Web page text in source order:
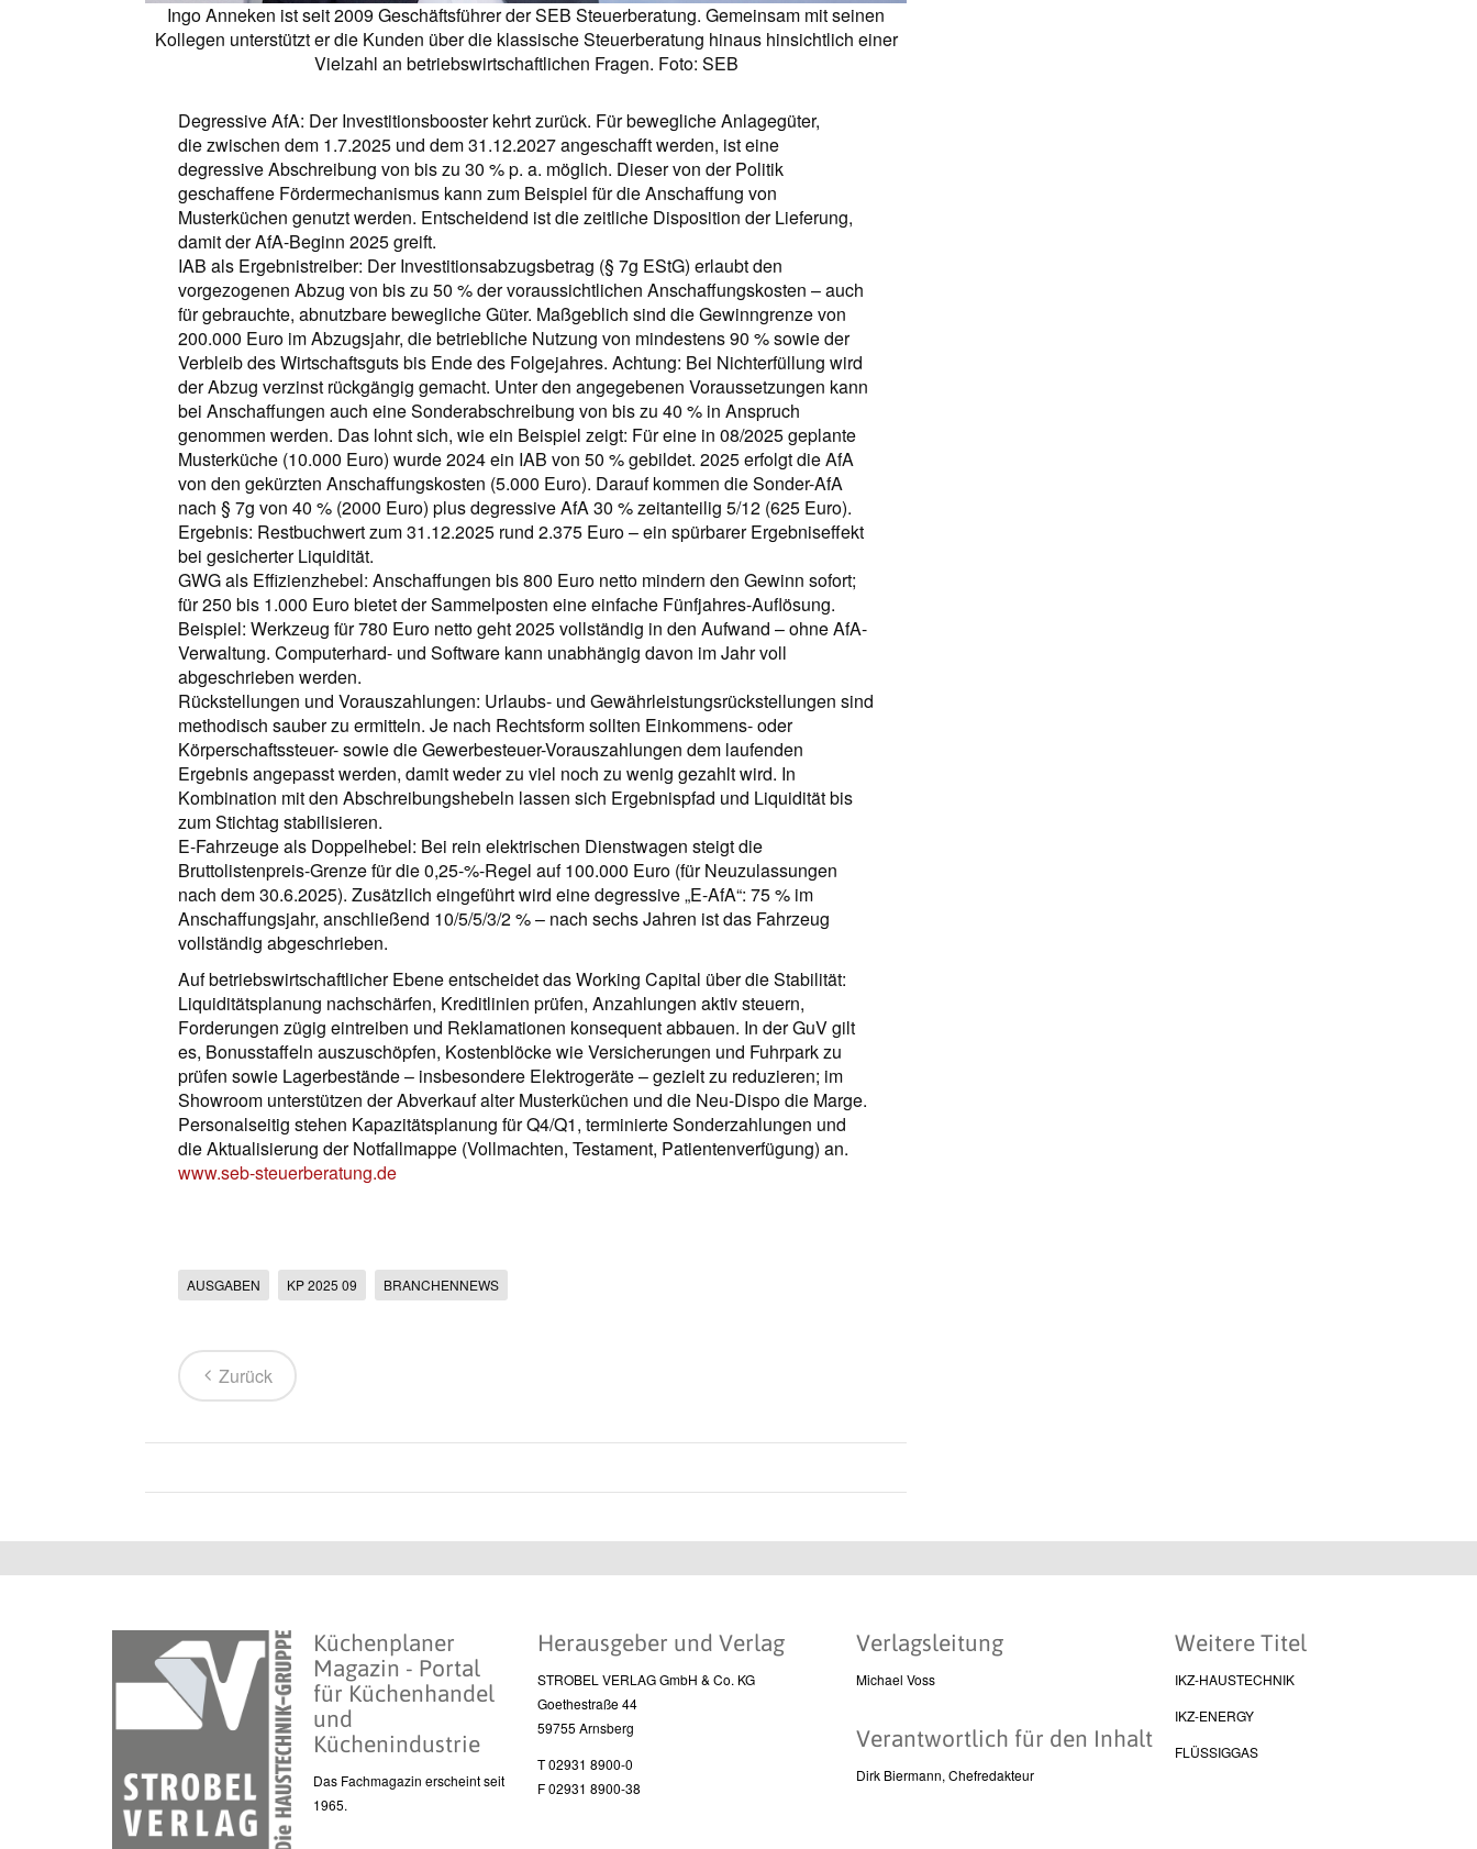
Ingo Anneken ist seit 2009 Geschäftsführer der SEB Steuerberatung. Gemeinsam mit seinen
Kollegen unterstützt er die Kunden über die klassische Steuerberatung hinaus hinsichtlich einer
Vielzahl an betriebswirtschaftlichen Fragen. Foto: SEB
Degressive AfA: Der Investitionsbooster kehrt zurück. Für bewegliche Anlagegüter,
die zwischen dem 1.7.2025 und dem 31.12.2027 angeschafft werden, ist eine
degressive Abschreibung von bis zu 30 % p. a. möglich. Dieser von der Politik
geschaffene Fördermechanismus kann zum Beispiel für die Anschaffung von
Musterküchen genutzt werden. Entscheidend ist die zeitliche Disposition der Lieferung,
damit der AfA-Beginn 2025 greift.
IAB als Ergebnistreiber: Der Investitionsabzugsbetrag (§ 7g EStG) erlaubt den
vorgezogenen Abzug von bis zu 50 % der voraussichtlichen Anschaffungskosten – auch
für gebrauchte, abnutzbare bewegliche Güter. Maßgeblich sind die Gewinngrenze von
200.000 Euro im Abzugsjahr, die betriebliche Nutzung von mindestens 90 % sowie der
Verbleib des Wirtschaftsguts bis Ende des Folgejahres. Achtung: Bei Nichterfüllung wird
der Abzug verzinst rückgängig gemacht. Unter den angegebenen Voraussetzungen kann
bei Anschaffungen auch eine Sonderabschreibung von bis zu 40 % in Anspruch
genommen werden. Das lohnt sich, wie ein Beispiel zeigt: Für eine in 08/2025 geplante
Musterküche (10.000 Euro) wurde 2024 ein IAB von 50 % gebildet. 2025 erfolgt die AfA
von den gekürzten Anschaffungskosten (5.000 Euro). Darauf kommen die Sonder-AfA
nach § 7g von 40 % (2000 Euro) plus degressive AfA 30 % zeitanteilig 5/12 (625 Euro).
Ergebnis: Restbuchwert zum 31.12.2025 rund 2.375 Euro – ein spürbarer Ergebniseffekt
bei gesicherter Liquidität.
GWG als Effizienzhebel: Anschaffungen bis 800 Euro netto mindern den Gewinn sofort;
für 250 bis 1.000 Euro bietet der Sammelposten eine einfache Fünfjahres-Auflösung.
Beispiel: Werkzeug für 780 Euro netto geht 2025 vollständig in den Aufwand – ohne AfA-
Verwaltung. Computerhard- und Software kann unabhängig davon im Jahr voll
abgeschrieben werden.
Rückstellungen und Vorauszahlungen: Urlaubs- und Gewährleistungsrückstellungen sind
methodisch sauber zu ermitteln. Je nach Rechtsform sollten Einkommens- oder
Körperschaftssteuer- sowie die Gewerbesteuer-Vorauszahlungen dem laufenden
Ergebnis angepasst werden, damit weder zu viel noch zu wenig gezahlt wird. In
Kombination mit den Abschreibungshebeln lassen sich Ergebnispfad und Liquidität bis
zum Stichtag stabilisieren.
E-Fahrzeuge als Doppelhebel: Bei rein elektrischen Dienstwagen steigt die
Bruttolistenpreis-Grenze für die 0,25-%-Regel auf 100.000 Euro (für Neuzulassungen
nach dem 30.6.2025). Zusätzlich eingeführt wird eine degressive „E-AfA“: 75 % im
Anschaffungsjahr, anschließend 10/5/5/3/2 % – nach sechs Jahren ist das Fahrzeug
vollständig abgeschrieben.
Auf betriebswirtschaftlicher Ebene entscheidet das Working Capital über die Stabilität:
Liquiditätsplanung nachschärfen, Kreditlinien prüfen, Anzahlungen aktiv steuern,
Forderungen zügig eintreiben und Reklamationen konsequent abbauen. In der GuV gilt
es, Bonusstaffeln auszuschöpfen, Kostenblöcke wie Versicherungen und Fuhrpark zu
prüfen sowie Lagerbestände – insbesondere Elektrogeräte – gezielt zu reduzieren; im
Showroom unterstützen der Abverkauf alter Musterküchen und die Neu-Dispo die Marge.
Personalseitig stehen Kapazitätsplanung für Q4/Q1, terminierte Sonderzahlungen und
die Aktualisierung der Notfallmappe (Vollmachten, Testament, Patientenverfügung) an.
www.seb-steuerberatung.de
AUSGABEN KP 2025 09 BRANCHENNEWS
Zurück
Küchenplaner
Magazin - Portal
für Küchenhandel
und
Küchenindustrie
Das Fachmagazin erscheint seit
1965.
Herausgeber und Verlag
STROBEL VERLAG GmbH & Co. KG
Goethestraße 44
59755 Arnsberg
T 02931 8900-0
F 02931 8900-38
Verlagsleitung
Michael Voss
Verantwortlich für den Inhalt
Dirk Biermann, Chefredakteur
Weitere Titel
IKZ-HAUSTECHNIK
IKZ-ENERGY
FLÜSSIGGAS